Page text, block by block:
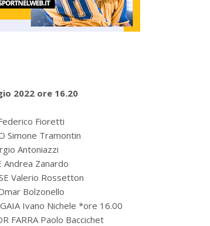
2022 ore 16.20
Fioretti
Simone Tramontin
Antoniazzi
Andrea Zanardo
Valerio Rossetton
Bolzonello
Ivano Nichele *ore 16.00
FARRA Paolo Baccichet